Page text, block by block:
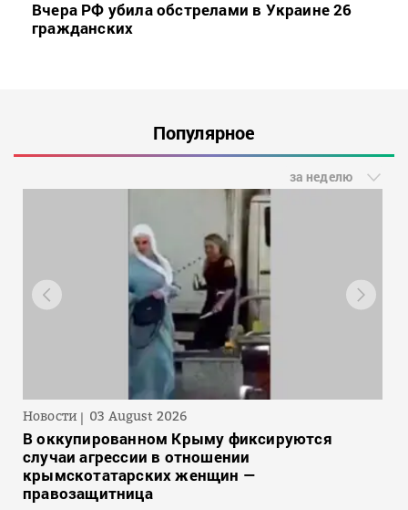
Вчера РФ убила обстрелами в Украине 26
гражданских
Популярное
за неделю
Новости 03 August 2026
В оккупированном Крыму фиксируются
случаи агрессии в отношении
крымскотатарских женщин —
правозащитница